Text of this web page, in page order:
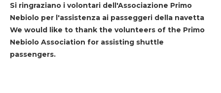
Si ringraziano i volontari dell'Associazione Primo
Nebiolo per l'assistenza ai passeggeri della navetta
We would like to thank the volunteers of the Primo
Nebiolo Association for assisting shuttle
passengers.